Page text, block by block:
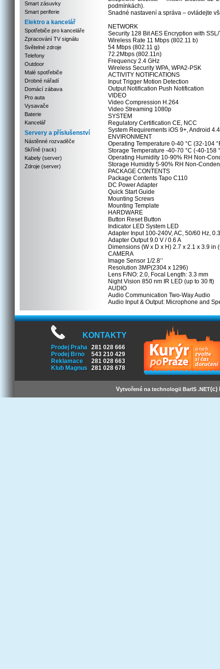
Smart zásuvky
Smart periferie
Elektro a kancelář
Spotřebiče pro kanceláře
Zpracování TV signálu
Světelné zdroje
Telefony
Outdoor
Malé spotřebiče
Drobné nářadí
Domácí zábava
Pro auta
Vysavače
Baterie
Kancelář
Servery a příslušenství
Nástěnné rozvaděče
Skříně (rack)
Kabely (server)
Zdroje (server)
podmínkách).
Snadné nastavení a správa – ovládejte
NETWORK
Security 128 Bit AES Encryption with
Wireless Rate 11 Mbps (802.11 b)
54 Mbps (802.11 g)
72.2Mbps (802.11n)
Frequency 2.4 GHz
Wireless Security WPA, WPA2-PSK
ACTIVITY NOTIFICATIONS
Input Trigger Motion Detection
Output Notification Push Notification
VIDEO
Video Compression H.264
Video Streaming 1080p
SYSTEM
Regulatory Certification CE, NCC
System Requirements iOS 9+, Android
ENVIRONMENT
Operating Temperature 0-40 °C (32-104
Storage Temperature -40-70 °C (-40-158
Operating Humidity 10-90% RH Non-
Storage Humidity 5-90% RH Non-
PACKAGE CONTENTS
Package Contents Tapo C110
DC Power Adapter
Quick Start Guide
Mounting Screws
Mounting Template
HARDWARE
Button Reset Button
Indicator LED System LED
Adapter Input 100-240V, AC, 50/60 Hz,
Adapter Output 9.0 V / 0.6 A
Dimensions (W x D x H) 2.7 x 2.1 x 3.9 in
CAMERA
Image Sensor 1/2.8’’
Resolution 3MP(2304 x 1296)
Lens F/NO: 2.0, Focal Length: 3.3 mm
Night Vision 850 nm IR LED (up to 30 ft)
AUDIO
Audio Communication Two-Way Audio
Audio Input & Output: Microphone and
KONTAKTY
Prodej Praha 281 028 666
Prodej Brno
543 210 429
Reklamace
281 028 663
Klub Magnus
281 028 678
Vytvořené na technologii BarIS .NET(c)